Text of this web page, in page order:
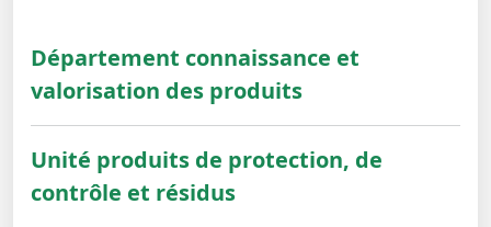
Département connaissance et
valorisation des produits
Unité produits de protection, de
contrôle et résidus